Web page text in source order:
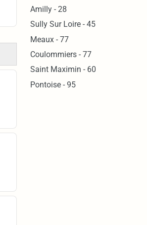
Amilly - 28
Sully Sur Loire - 45
Meaux - 77
Coulommiers - 77
Saint Maximin - 60
Pontoise - 95